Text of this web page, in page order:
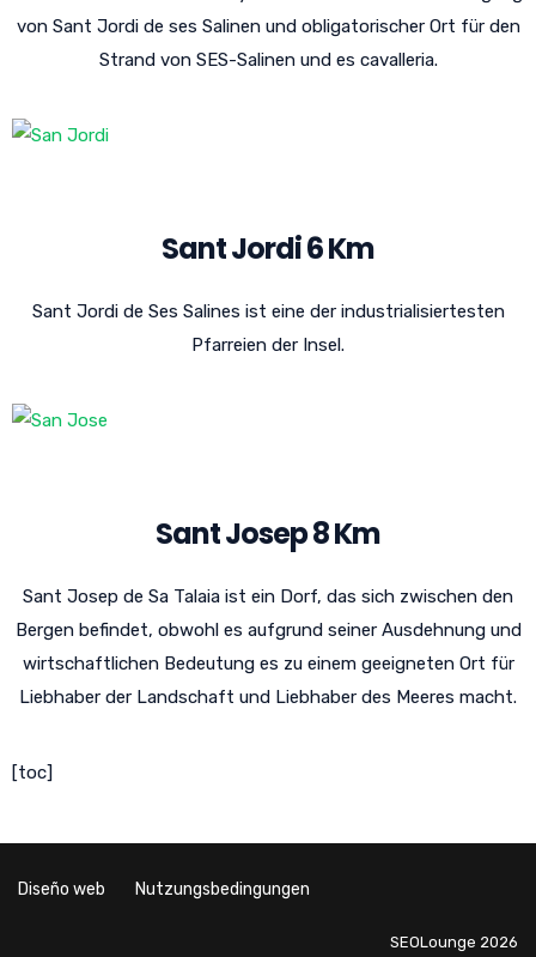
von Sant Jordi de ses Salinen und obligatorischer Ort für den
Strand von SES-Salinen und es cavalleria.
Sant Jordi 6 Km
Sant Jordi de Ses Salines ist eine der industrialisiertesten
Pfarreien der Insel.
Sant Josep 8 Km
Sant Josep de Sa Talaia ist ein Dorf, das sich zwischen den
Bergen befindet, obwohl es aufgrund seiner Ausdehnung und
wirtschaftlichen Bedeutung es zu einem geeigneten Ort für
Liebhaber der Landschaft und Liebhaber des Meeres macht.
[toc]
Diseño web Nutzungsbedingungen
SEOLounge 2026